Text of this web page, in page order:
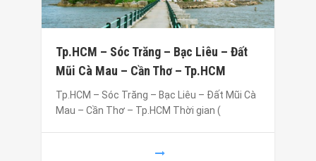
Tp.HCM – Sóc Trăng – Bạc Liêu – Đất
Mũi Cà Mau – Cần Thơ – Tp.HCM
Tp.HCM – Sóc Trăng – Bạc Liêu – Đất Mũi Cà
Mau – Cần Thơ – Tp.HCM Thời gian (